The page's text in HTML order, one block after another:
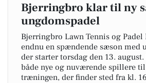
Bjerringbro klar til ny
ungdomspadel
Bjerringbro Lawn Tennis og
endnu en spændende sæson med
der starter torsdag den 13.
både nye og nuværende spillere
træningen, der finder sted fra kl.